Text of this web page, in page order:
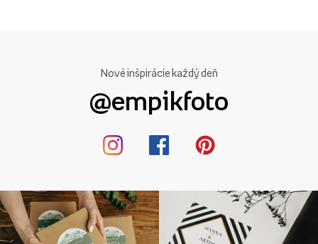
moderné svadobné hostiny. Nevesta a ženích sa často
rozhodnú priložiť kartu s miestom konania
Napríklad v podobe pôvabných sladkostí, džbánu
medu, voňavej sviečky alebo farebného mydla na ruky. Táto
Nové inšpirácie každý deň
@empikfoto